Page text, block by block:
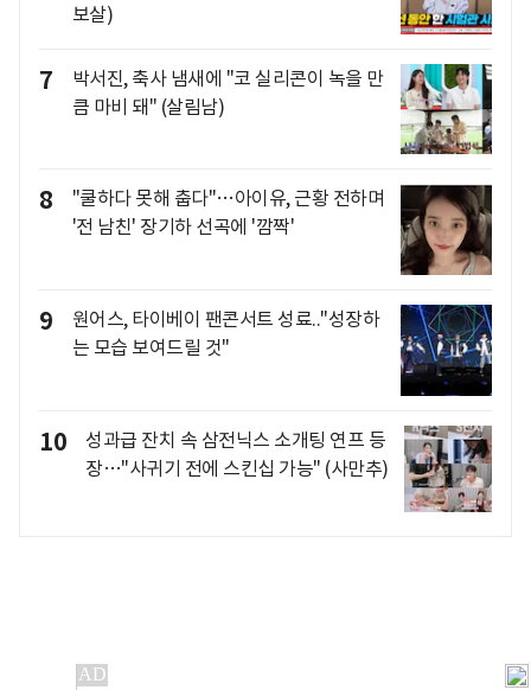
보살)
7
박서진, 축사 냄새에 "코 실리콘이 녹을 만
큼 마비 돼" (살림남)
8
"쿨하다 못해 춥다"…아이유, 근황 전하며
'전 남친' 장기하 선곡에 '깜짝'
9
원어스, 타이베이 팬콘서트 성료.."성장하
는 모습 보여드릴 것"
10
성과급 잔치 속 삼전닉스 소개팅 연프 등
장…"사귀기 전에 스킨십 가능" (사만추)